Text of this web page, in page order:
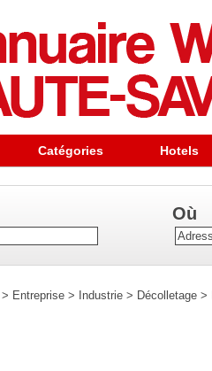
Catégories Hotels
Où
> Entreprise > Industrie > Décolletage >